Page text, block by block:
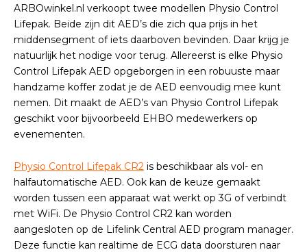
ARBOwinkel.nl verkoopt twee modellen Physio Control
Lifepak. Beide zijn dit AED’s die zich qua prijs in het
middensegment of iets daarboven bevinden. Daar krijg je
natuurlijk het nodige voor terug. Allereerst is elke Physio
Control Lifepak AED opgeborgen in een robuuste maar
handzame koffer zodat je de AED eenvoudig mee kunt
nemen. Dit maakt de AED’s van Physio Control Lifepak
geschikt voor bijvoorbeeld EHBO medewerkers op
evenementen.
Physio Control Lifepak CR2 is beschikbaar als vol- en
halfautomatische AED. Ook kan de keuze gemaakt
worden tussen een apparaat wat werkt op 3G of verbindt
met WiFi. De Physio Control CR2 kan worden
aangesloten op de Lifelink Central AED program manager.
Deze functie kan realtime de ECG data doorsturen naar